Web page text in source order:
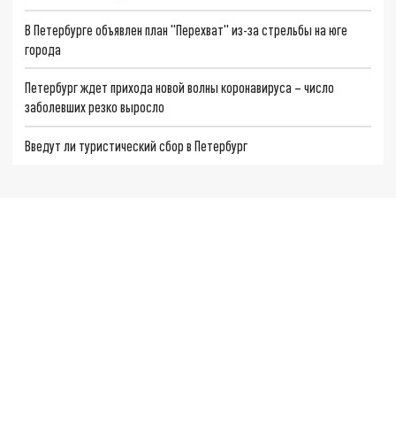
В Петербурге объявлен план "Перехват" из-за стрельбы на юге
города
Петербург ждет прихода новой волны коронавируса – число
заболевших резко выросло
Введут ли туристический сбор в Петербург